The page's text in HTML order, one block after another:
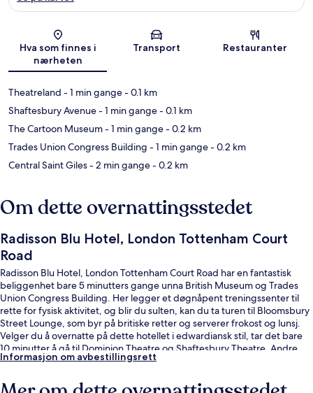
Kart
Hva som finnes i
nærheten
Transport Restauranter
Theatreland - 1 min gange- 0.1 km
Shaftesbury Avenue- 1 min gange- 0.1 km
The Cartoon Museum- 1 min gange- 0.2 km
Trades Union Congress Building - 1 min gange- 0.2 km
Central Saint Giles- 2 min gange- 0.2 km
Om dette overnattingsstedet
Radisson Blu Hotel, London Tottenham Court
Road
Radisson Blu Hotel, London Tottenham Court Road har en fantastisk
beliggenhet bare 5 minutters gange unna British Museum og Trades
Union Congress Building. Her legger et døgnåpent treningssenter til
rette for fysisk aktivitet, og blir du sulten, kan du ta turen til Bloomsbury
Street Lounge, som byr på britiske retter og serverer frokost og lunsj.
Velger du å overnatte på dette hotellet i edwardiansk stil, tar det bare
10 minutter å gå til Dominion Theatre og Shaftesbury Theatre. Andre
reisende skryter av de komfortable sengene og den vennlige
overnattingsstedet: Det tar 3 minutter å gå til Tottenham Court Road
Informasjon om avbestillingsrett